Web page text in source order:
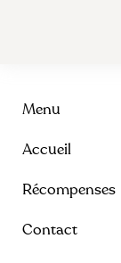
Menu
Accueil
Récompenses
Contact